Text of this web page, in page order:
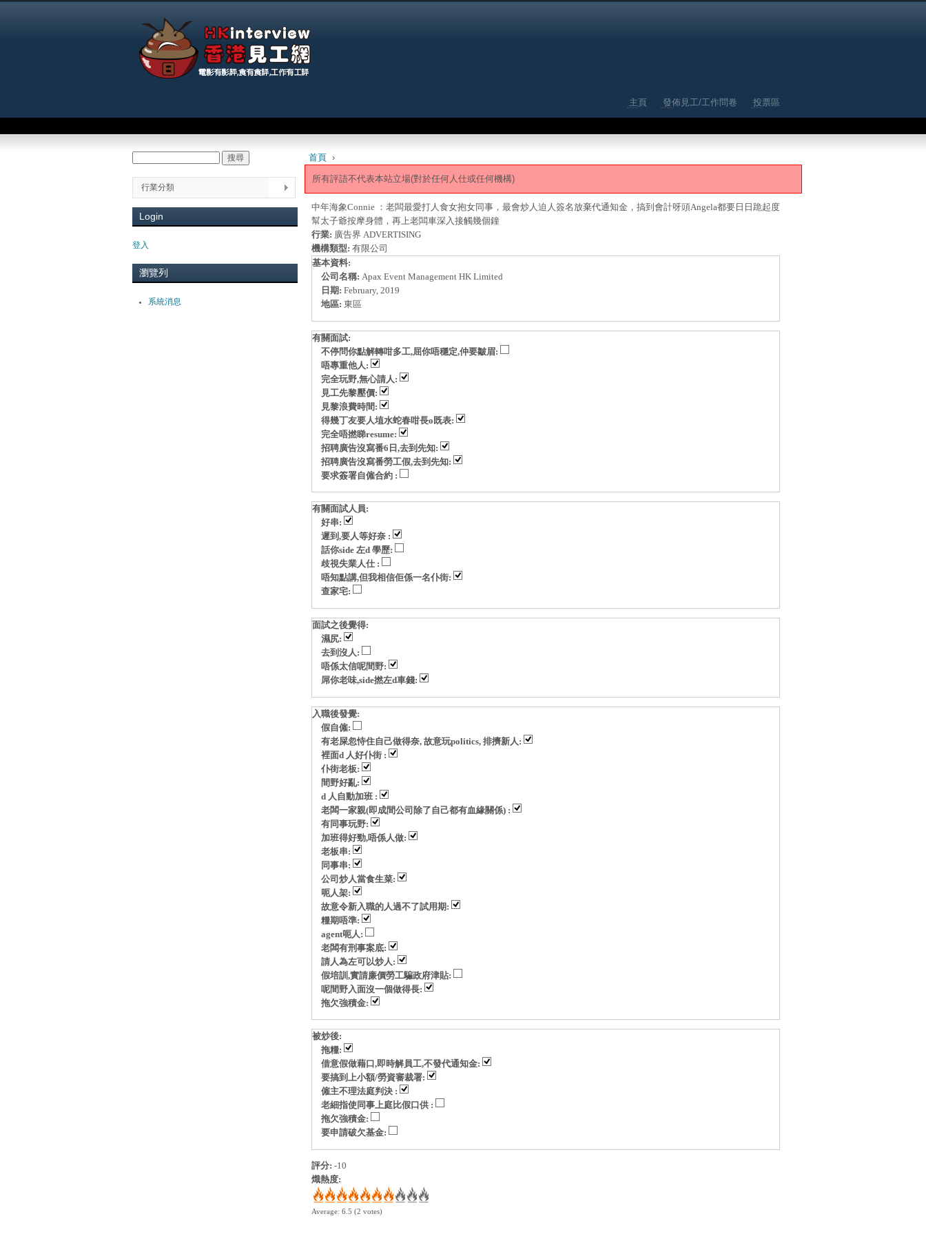
主頁 發佈見工/工作問卷 投票區
首頁›
所有評語不代表本站立場(對於任何人仕或任何機構)
中年海象Connie ：老闆最愛打人食女抱女同事，最會炒人迫人簽名放棄代通知金，搞到會計呀頭Angela都要日日跪起度
幫太子爺按摩身體，再上老闆車深入接觸幾個鐘
行業: 廣告界 ADVERTISING
機構類型: 有限公司
基本資料:
公司名稱: Apax Event Management HK Limited
日期: February, 2019
地區: 東區
有關面試:
不停問你點解轉咁多工,屈你唔穩定,仲要皺眉:
唔專重他人:
完全玩野,無心請人:
見工先黎壓價:
見黎浪費時間:
得幾丁友要人埴水蛇春咁長o既表:
完全唔撚睇resume:
招聘廣告沒寫番6日,去到先知:
招聘廣告沒寫番勞工假,去到先知:
要求簽署自僱合約 :
有關面試人員:
好串:
遲到,要人等好奈 :
話你side 左d 學歷:
歧視失業人仕 :
唔知點講,但我相信佢係一名仆街:
查家宅:
面試之後覺得:
濕尻:
去到沒人:
唔係太信呢間野:
屌你老味,side撚左d車錢:
入職後發覺:
假自僱:
有老屎忽恃住自己做得奈, 故意玩politics, 排擠新人:
裡面d 人好仆街 :
仆街老板:
間野好亂:
d 人自動加班 :
老闆一家親(即成間公司除了自己都有血緣關係) :
有同事玩野:
加班得好勁,唔係人做:
老板串:
同事串:
公司炒人當食生菜:
呃人架:
故意令新入職的人過不了試用期:
糧期唔準:
agent呃人:
老闆有刑事案底:
請人為左可以炒人:
假培訓,實請廉價勞工騙政府津貼:
呢間野入面沒一個做得長:
拖欠強積金:
被炒後:
拖糧:
借意假做藉口,即時解員工,不發代通知金:
要搞到上小額/勞資審裁署:
僱主不理法庭判決 :
老細指使同事上庭比假口供 :
拖欠強積金:
要申請破欠基金:
評分: -10
熾熱度:
Average: 6.5 (2 votes)
行業分類
Login
登入
瀏覽列
系統消息